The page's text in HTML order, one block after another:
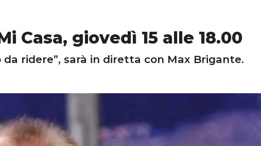
Casa, giovedì 15 alle 18.00
da ridere”, sarà in diretta con Max Brigante.